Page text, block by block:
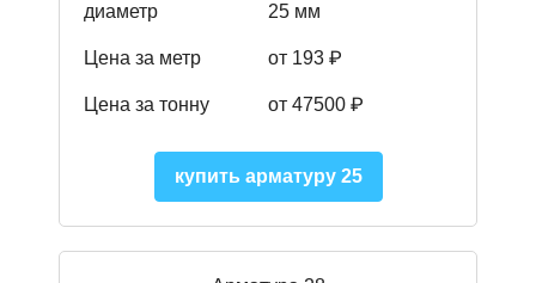
диаметр 25 мм
Цена за метр от 193 ₽
Цена за тонну от 47500 ₽
купить арматуру 25